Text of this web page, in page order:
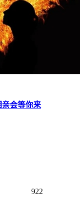
会等你来
922